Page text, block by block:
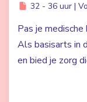
32 - 36 uur |
Pas je
Als basisarts in
en bied je zorg